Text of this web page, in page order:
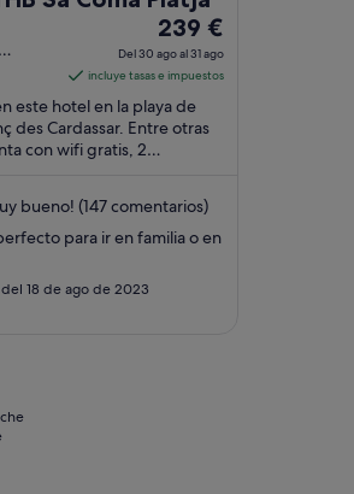
El
precio
es
de
239 €
por
del
30
239 €
Del 30 ago al 31 ago
incluye tasas e impuestos
este hotel en la playa de
des Cardassar. Entre otras
con wifi gratis, 2
bueno! (147 comentarios)
para ir en familia o en
18 de ago de 2023